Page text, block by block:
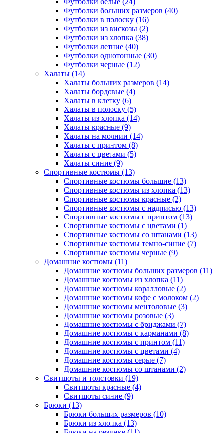
Футболки белые (24)
Футболки больших размеров (40)
Футболки в полоску (16)
Футболки из вискозы (2)
Футболки из хлопка (38)
Футболки летние (40)
Футболки однотонные (30)
Футболки черные (12)
Халаты (14)
Халаты больших размеров (14)
Халаты бордовые (4)
Халаты в клетку (6)
Халаты в полоску (5)
Халаты из хлопка (14)
Халаты красные (9)
Халаты на молнии (14)
Халаты с принтом (8)
Халаты с цветами (5)
Халаты синие (9)
Спортивные костюмы (13)
Спортивные костюмы большие (13)
Спортивные костюмы из хлопка (13)
Спортивные костюмы красные (2)
Спортивные костюмы с надписью (13)
Спортивные костюмы с принтом (13)
Спортивные костюмы с цветами (1)
Спортивные костюмы со штанами (13)
Спортивные костюмы темно-синие (7)
Спортивные костюмы черные (9)
Домашние костюмы (11)
Домашние костюмы больших размеров (11)
Домашние костюмы из хлопка (11)
Домашние костюмы коралловые (2)
Домашние костюмы кофе с молоком (2)
Домашние костюмы ментоловые (3)
Домашние костюмы розовые (3)
Домашние костюмы с бриджами (7)
Домашние костюмы с карманами (8)
Домашние костюмы с принтом (11)
Домашние костюмы с цветами (4)
Домашние костюмы серые (7)
Домашние костюмы со штанами (2)
Свитшоты и толстовки (19)
Свитшоты красные (4)
Свитшоты синие (9)
Брюки (13)
Брюки больших размеров (10)
Брюки из хлопка (13)